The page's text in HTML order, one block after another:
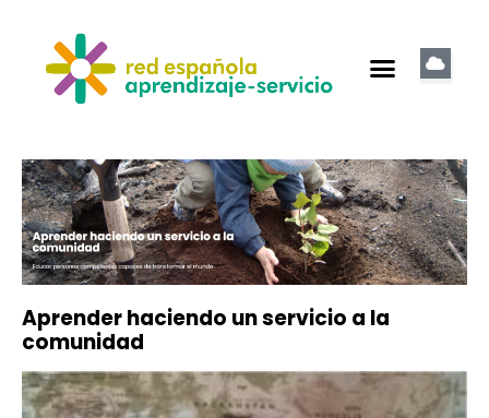
Aprender haciendo un servicio a la
comunidad